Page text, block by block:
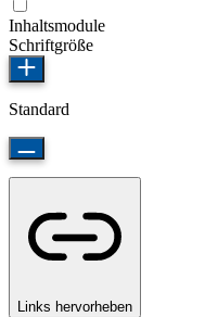
Inhaltsmodule
Schriftgröße
Standard
Links hervorheben